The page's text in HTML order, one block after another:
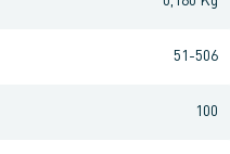
51-506
100